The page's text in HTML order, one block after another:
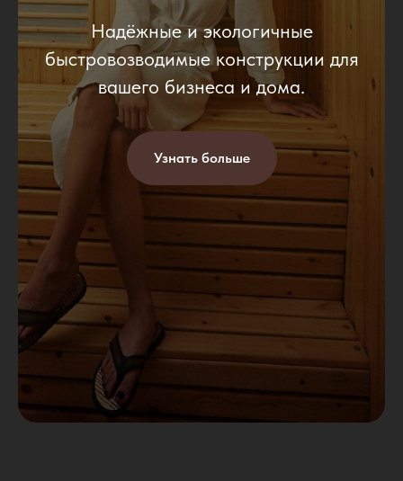
Надёжные и экологичные
быстровозводимые конструкции для
вашего бизнеса и дома.
Узнать больше